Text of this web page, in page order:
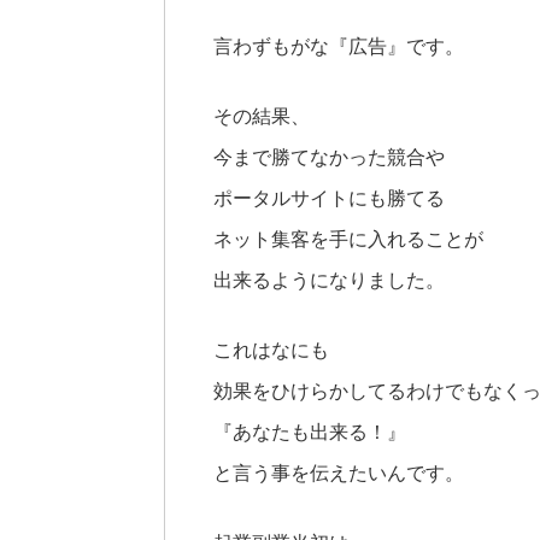
言わずもがな『広告』です。
その結果、
今まで勝てなかった競合や
ポータルサイトにも勝てる
ネット集客を手に入れることが
出来るようになりました。
これはなにも
効果をひけらかしてるわけでもなく
『あなたも出来る！』
と言う事を伝えたいんです。